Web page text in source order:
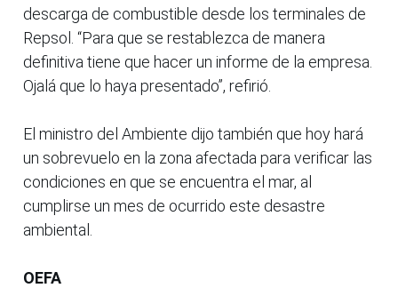
descarga de combustible desde los terminales de
Repsol. “Para que se restablezca de manera
definitiva tiene que hacer un informe de la empresa.
Ojalá que lo haya presentado”, refirió.
El ministro del Ambiente dijo también que hoy hará
un sobrevuelo en la zona afectada para verificar las
condiciones en que se encuentra el mar, al
cumplirse un mes de ocurrido este desastre
ambiental.
OEFA